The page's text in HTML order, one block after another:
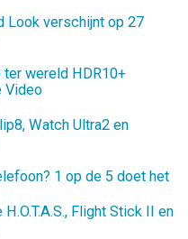
Look verschijnt op 27
wereld HDR10+
Video
Watch Ultra2 en
1 op de 5 doet het
Flight Stick II en